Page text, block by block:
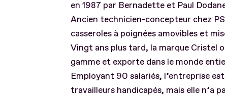
en 1987 par Bernadette et Paul
Ancien technicien-concepteur chez
casseroles à poignées amovibles et
Vingt ans plus tard, la marque Cristel
gamme et exporte dans le monde
Employant 90 salariés, l’entreprise
travailleurs handicapés, mais elle n’a